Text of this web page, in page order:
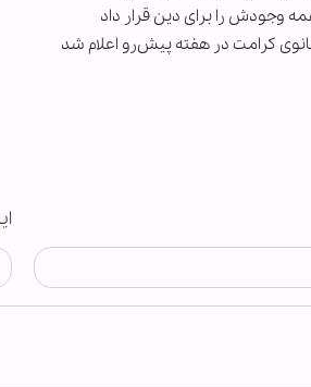
همه وجودش را برای دین قرار داد
کرامت در هفته پیش‌رو اعلام شد